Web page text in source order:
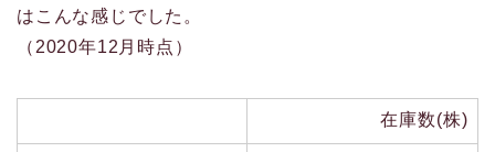
はこんな感じでした。
（2020年12月時点）
在庫数(株)